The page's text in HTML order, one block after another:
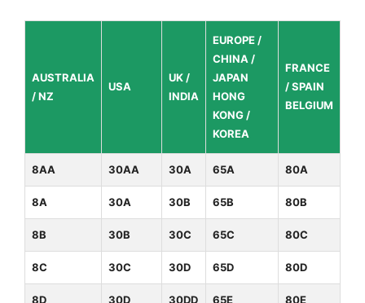
AUSTRALIA
/ NZ
USA
UK /
INDIA
EUROPE /
CHINA /
JAPAN
HONG
KONG /
KOREA
FRANCE
/ SPAIN
BELGIUM
8AA 30AA 30A 65A 80A
8A 30A 30B 65B 80B
8B 30B 30C 65C 80C
8C 30C 30D 65D 80D
8D 30D 30DD 65E 80E